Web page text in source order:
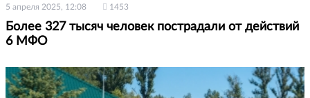
5 апреля 2025, 12:08 1453
Более 327 тысяч человек пострадали от действий
6 МФО